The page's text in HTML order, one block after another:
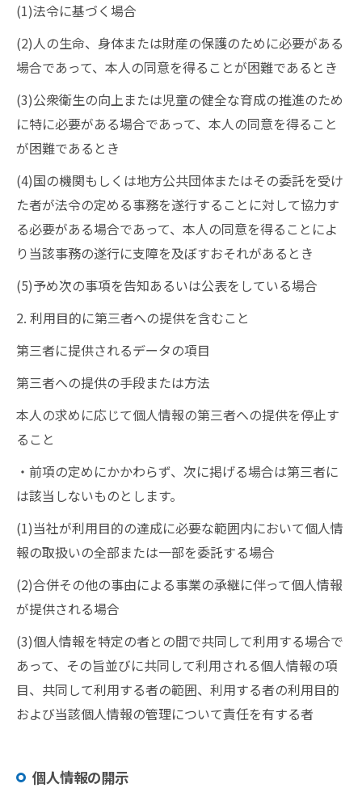
(1)法令に基づく場合
(2)人の生命、身体または財産の保護のために必要がある
場合であって、本人の同意を得ることが困難であるとき
(3)公衆衛生の向上または児童の健全な育成の推進のため
に特に必要がある場合であって、本人の同意を得ること
が困難であるとき
(4)国の機関もしくは地方公共団体またはその委託を受け
た者が法令の定める事務を遂行することに対して協力す
る必要がある場合であって、本人の同意を得ることによ
り当該事務の遂行に支障を及ぼすおそれがあるとき
(5)予め次の事項を告知あるいは公表をしている場合
2. 利用目的に第三者への提供を含むこと
第三者に提供されるデータの項目
第三者への提供の手段または方法
本人の求めに応じて個人情報の第三者への提供を停止す
ること
・前項の定めにかかわらず、次に掲げる場合は第三者に
は該当しないものとします。
(1)当社が利用目的の達成に必要な範囲内において個人情
報の取扱いの全部または一部を委託する場合
(2)合併その他の事由による事業の承継に伴って個人情報
が提供される場合
(3)個人情報を特定の者との間で共同して利用する場合で
あって、その旨並びに共同して利用される個人情報の項
目、共同して利用する者の範囲、利用する者の利用目的
および当該個人情報の管理について責任を有する者
個人情報の開示